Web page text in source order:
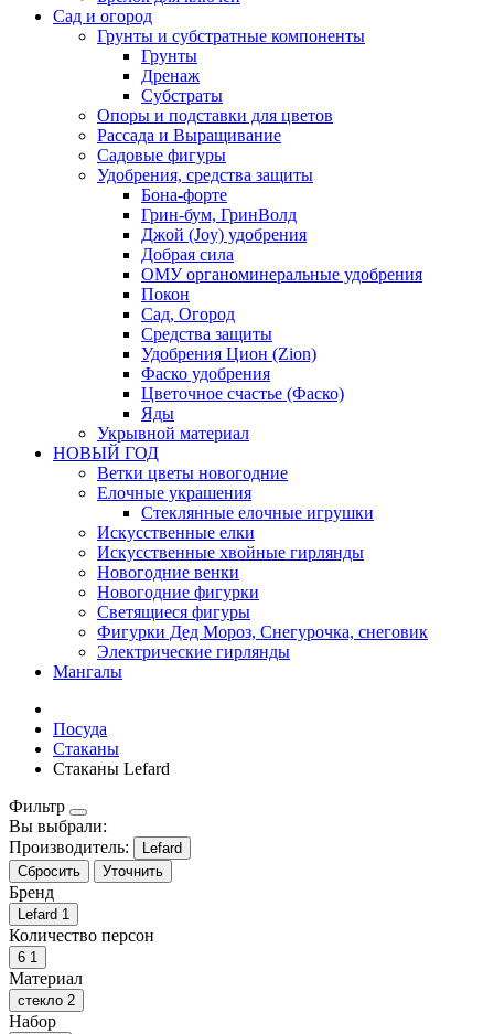
Сад и огород
Грунты и субстратные компоненты
Грунты
Дренаж
Субстраты
Опоры и подставки для цветов
Рассада и Выращивание
Садовые фигуры
Удобрения, средства защиты
Бона-форте
Грин-бум, ГринВолд
Джой (Joy) удобрения
Добрая сила
ОМУ органоминеральные удобрения
Покон
Сад, Огород
Средства защиты
Удобрения Цион (Zion)
Фаско удобрения
Цветочное счастье (Фаско)
Яды
Укрывной материал
НОВЫЙ ГОД
Ветки цветы новогодние
Елочные украшения
Стеклянные елочные игрушки
Искусственные елки
Искусственные хвойные гирлянды
Новогодние венки
Новогодние фигурки
Светящиеся фигуры
Фигурки Дед Мороз, Снегурочка, снеговик
Электрические гирлянды
Мангалы
Посуда
Стаканы
Стаканы Lefard
Фильтр
Вы выбрали:
Производитель:
Lefard
Сбросить
Уточнить
Бренд
Lefard 1
Количество персон
6 1
Материал
стекло 2
Набор